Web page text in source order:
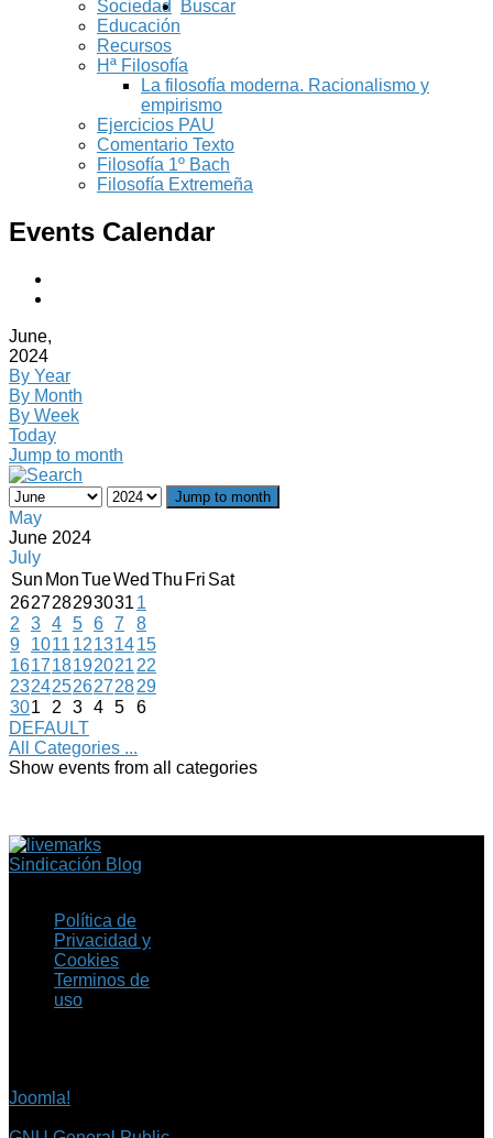
Sociedad
Educación
Recursos
Hª Filosofía
La filosofía moderna. Racionalismo y
empirismo
Ejercicios PAU
Comentario Texto
Filosofía 1º Bach
Filosofía Extremeña
Buscar
Events Calendar
June,
2024
By Year
By Month
By Week
Today
Jump to month
Jump to month
May
June 2024
July
Sun MonTueWed Thu Fri Sat
262728293031 1
2
3 4 5 6 7
8
9
1011 12131415
161718192021 22
23242526272829
301 2 3 4 5
6
DEFAULT
All Categories ...
Show events from all categories
Sindicación Blog
Política de
Privacidad y
Cookies
Terminos de
uso
Joomla!